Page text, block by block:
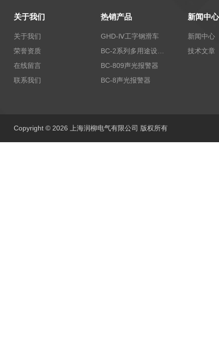
关于我们
关于我们
荣誉资质
在线留言
联系我们
热销产品
GHD-Ⅳ工字钢滑车
BC-809声光报警器
BC-8声光报警器
新闻中心
新闻中心
技术文章
Copyright © 2026 上海润柳电气有限公司 版权所有